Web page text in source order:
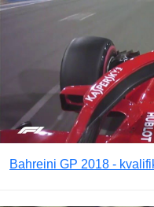
Bahreini GP 2018 -